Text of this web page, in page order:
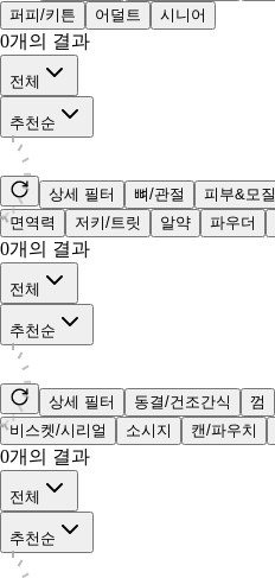
퍼피/키튼
어덜트 시니어
0개의 결과
전체
추천순
상세 필터 뼈/관절 피부&모질
면역력
저키/트릿 알약 파우더
0개의 결과
전체
추천순
상세 필터 동결/건조간식 껌
비스켓/시리얼
소시지 캔/파우치
0개의 결과
전체
추천순